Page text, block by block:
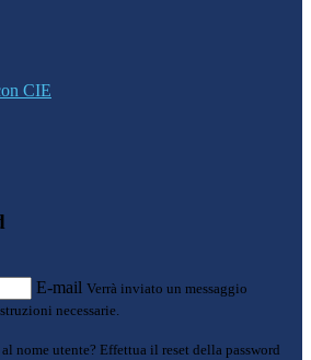
CIE
E-mail Verrà inviato un messaggio
necessarie.
nome utente? Effettua il reset della password